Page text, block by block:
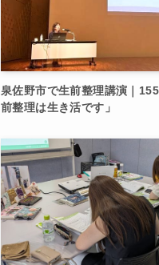
泉佐野市で生前整理講演｜
前整理は生き活です」